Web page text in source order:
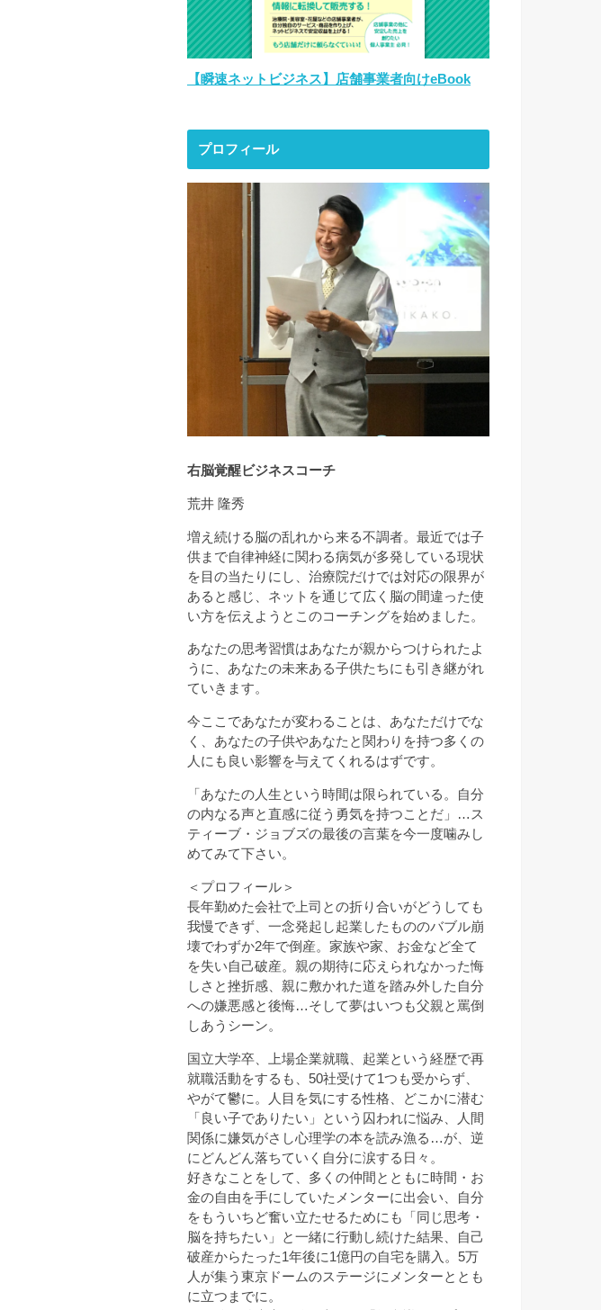
【瞬速ネットビジネス】店舗事業者向けeBook
プロフィール
右脳覚醒ビジネスコーチ
荒井 隆秀
増え続ける脳の乱れから来る不調者。最近では子
供まで自律神経に関わる病気が多発している現状
を目の当たりにし、治療院だけでは対応の限界が
あると感じ、ネットを通じて広く脳の間違った使
い方を伝えようとこのコーチングを始めました。
あなたの思考習慣はあなたが親からつけられたよ
うに、あなたの未来ある子供たちにも引き継がれ
ていきます。
今ここであなたが変わることは、あなただけでな
く、あなたの子供やあなたと関わりを持つ多くの
人にも良い影響を与えてくれるはずです。
「あなたの人生という時間は限られている。自分
の内なる声と直感に従う勇気を持つことだ」…ス
ティーブ・ジョブズの最後の言葉を今一度噛みし
めてみて下さい。
＜プロフィール＞
長年勤めた会社で上司との折り合いがどうしても
我慢できず、一念発起し起業したもののバブル崩
壊でわずか2年で倒産。家族や家、お金など全て
を失い自己破産。親の期待に応えられなかった悔
しさと挫折感、親に敷かれた道を踏み外した自分
への嫌悪感と後悔…そして夢はいつも父親と罵倒
しあうシーン。
国立大学卒、上場企業就職、起業という経歴で再
就職活動をするも、50社受けて1つも受からず、
やがて鬱に。人目を気にする性格、どこかに潜む
「良い子でありたい」という囚われに悩み、人間
関係に嫌気がさし心理学の本を読み漁る…が、逆
にどんどん落ちていく自分に涙する日々。
好きなことをして、多くの仲間とともに時間・お
金の自由を手にしていたメンターに出会い、自分
をもういちど奮い立たせるためにも「同じ思考・
脳を持ちたい」と一緒に行動し続けた結果、自己
破産からたった1年後に1億円の自宅を購入。5万
人が集う東京ドームのステージにメンターととも
に立つまでに。